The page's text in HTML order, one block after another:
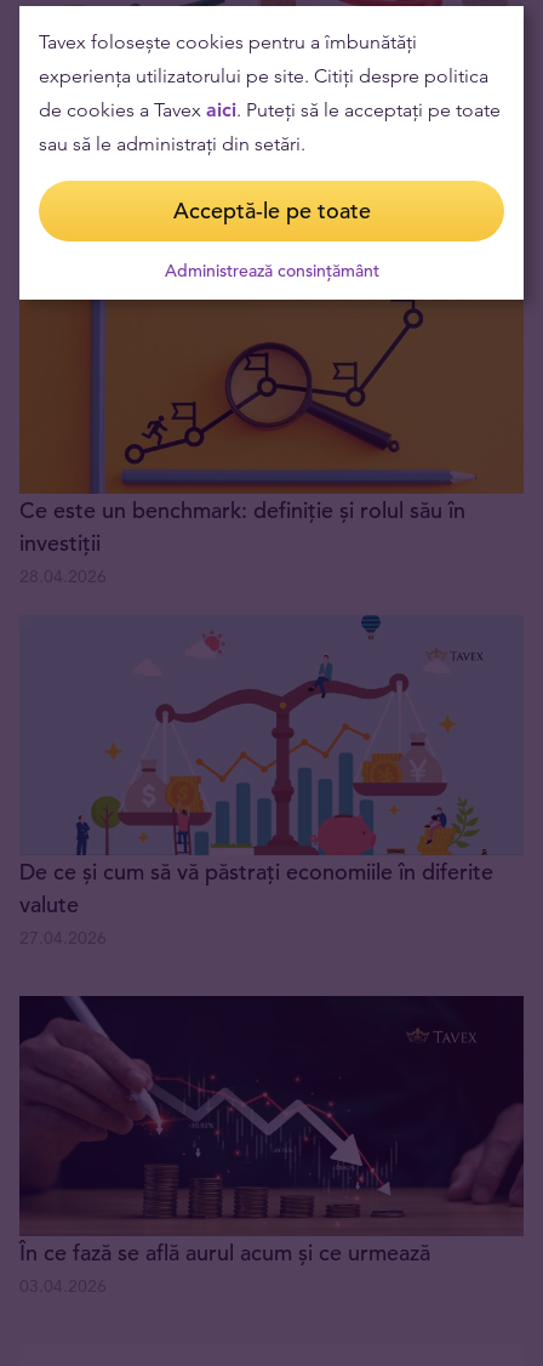
Ce este diversificarea: Semnificație, Exemple și
29.04.2026
Ce este un benchmark: definiție și rolul său în
investiții
De ce și cum să vă păstrați economiile în diferite
valute
În ce fază se află aurul acum și ce urmează
Tavex folosește cookies pentru a îmbunătăți
experiența utilizatorului pe site. Citiți despre politica
de cookies a Tavex aici. Puteți să le acceptați pe toate
sau să le administrați din setări.
Acceptă-le pe toate
Administrează consințământ